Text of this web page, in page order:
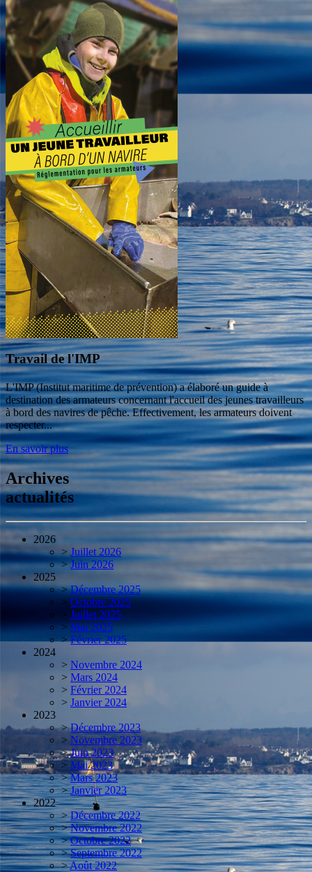
Travail de l'IMP
L'IMP (Institut maritime de prévention) a élaboré un guide à
destination des armateurs concernant l'accueil des jeunes travailleurs
à bord des navires de pêche. Effectivement, les armateurs doivent
respecter...
En savoir plus
Archives
actualités
2026
> Juillet 2026
> Juin 2026
2025
> Décembre 2025
> Octobre 2025
> Juillet 2025
> Mai 2025
> Février 2025
2024
> Novembre 2024
> Mars 2024
> Février 2024
> Janvier 2024
2023
> Décembre 2023
> Novembre 2023
> Juin 2023
> Mai 2023
> Mars 2023
> Janvier 2023
2022
> Décembre 2022
> Novembre 2022
> Octobre 2022
> Septembre 2022
>Août 2022